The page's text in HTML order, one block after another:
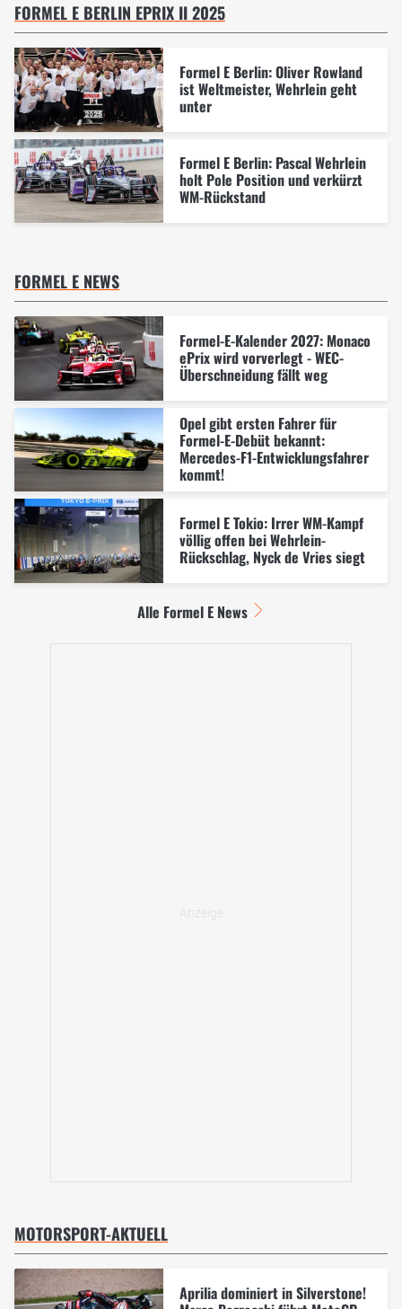
FORMEL E BERLIN EPRIX II 2025
Formel E Berlin: Oliver Rowland
ist Weltmeister, Wehrlein geht
unter
Formel E Berlin: Pascal Wehrlein
holt Pole Position und verkürzt
WM-Rückstand
FORMEL E NEWS
Formel-E-Kalender 2027: Monaco
ePrix wird vorverlegt - WEC-
Überschneidung fällt weg
Opel gibt ersten Fahrer für
Formel-E-Debüt bekannt:
Mercedes-F1-Entwicklungsfahrer
kommt!
Formel E Tokio: Irrer WM-Kampf
völlig offen bei Wehrlein-
Rückschlag, Nyck de Vries siegt
Alle Formel E News
MOTORSPORT-AKTUELL
Aprilia dominiert in Silverstone!